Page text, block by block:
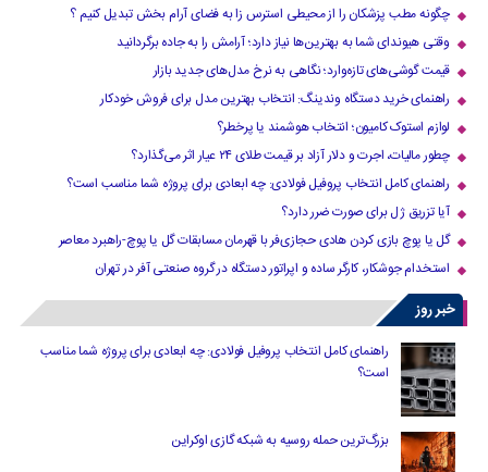
چگونه مطب پزشکان را از محیطی استرس زا به فضای آرام بخش تبدیل کنیم ؟
وقتی هیوندای شما به بهترین‌ها نیاز دارد؛ آرامش را به جاده برگردانید
قیمت گوشی‌های تازه‌وارد؛ نگاهی به نرخ مدل‌های جدید بازار
راهنمای خرید دستگاه وندینگ: انتخاب بهترین مدل برای فروش خودکار
لوازم استوک کامیون؛ انتخاب هوشمند یا پرخطر؟
چطور مالیات، اجرت و دلار آزاد بر قیمت طلای ۲۴ عیار اثر می‌گذارد؟
راهنمای کامل انتخاب پروفیل فولادی: چه ابعادی برای پروژه شما مناسب است؟
آیا تزریق ژل برای صورت ضرر دارد​؟
گل یا پوچ بازی کردن هادی حجازی‌فر با قهرمان مسابقات گل یا پوچ-راهبرد معاصر
استخدام جوشکار، کارگر ساده و اپراتور دستگاه در گروه صنعتی آفر در تهران
خبر روز
راهنمای کامل انتخاب پروفیل فولادی: چه ابعادی برای پروژه شما مناسب
است؟
بزرگ‌ترین حمله روسیه به شبکه گازی اوکراین